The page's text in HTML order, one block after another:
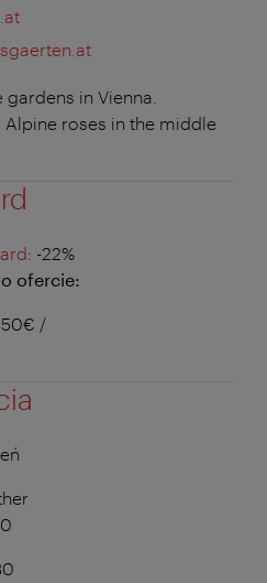
in Vienna.
Alpine roses in the middle
: -22%
ofercie:
/